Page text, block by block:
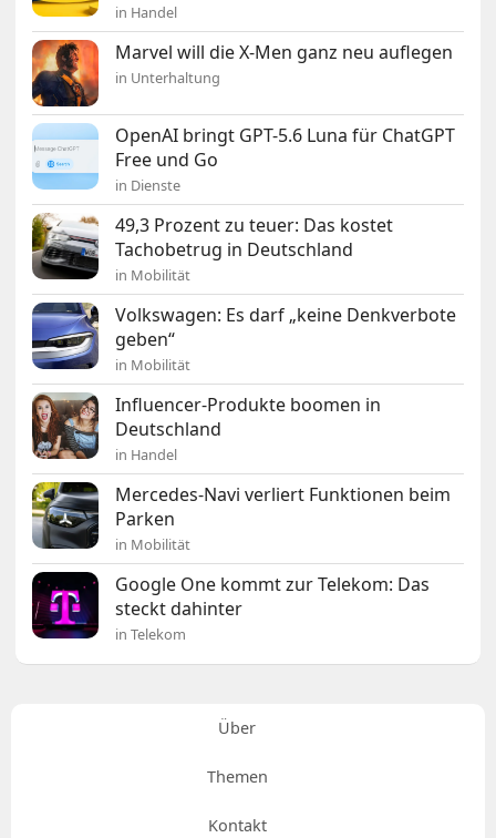
in Handel
Marvel will die X-Men ganz neu auflegen
in Unterhaltung
OpenAI bringt GPT-5.6 Luna für ChatGPT
Free und Go
in Dienste
49,3 Prozent zu teuer: Das kostet
Tachobetrug in Deutschland
in Mobilität
Volkswagen: Es darf „keine Denkverbote
geben“
in Mobilität
Influencer-Produkte boomen in
Deutschland
in Handel
Mercedes-Navi verliert Funktionen beim
Parken
in Mobilität
Google One kommt zur Telekom: Das
steckt dahinter
in Telekom
Über
Themen
Kontakt